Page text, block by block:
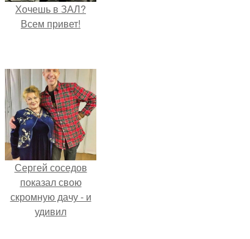
Хочешь в ЗАЛ?
Всем привет!
Сергей соседов
показал свою
скромную дачу - и
удивил